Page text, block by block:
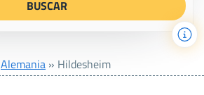
Alemania » Hildesheim